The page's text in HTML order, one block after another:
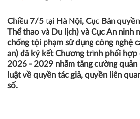
Chiều 7/5 tại Hà Nội, Cục Bản
Thể thao và Du lịch) và Cục An ninh
chống tội phạm sử dụng công nghệ
an) đã ký kết Chương trình phối hợp
2026 - 2029 nhằm tăng cường
luật về quyền tác giả, quyền liên
số.